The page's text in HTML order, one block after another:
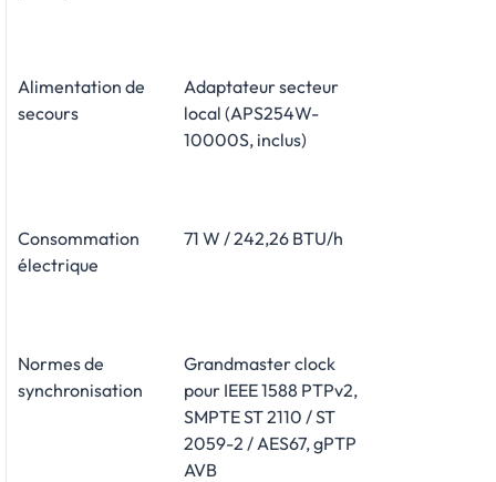
Alimentation de
secours
Adaptateur secteur
local (APS254W-
10000S, inclus)
Consommation
électrique
71 W / 242,26 BTU/h
Normes de
synchronisation
Grandmaster clock
pour IEEE 1588 PTPv2,
SMPTE ST 2110 / ST
2059-2 / AES67, gPTP
AVB